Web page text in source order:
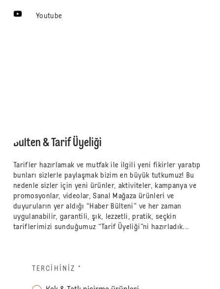
Youtube
Bülten & Tarif Üyeliği
Tarifler hazırlamak ve mutfak ile ilgili yeni fikirler yaratıp
bunları sizlerle paylaşmak bizim en büyük tutkumuz! Bu
nedenle sizler için yeni ürünler, aktiviteler, kampanya ve
promosyonlar, videolar, Sanal Mağaza ürünleri ve
duyuruların yer aldığı “Haber Bülteni” ve her zaman
uygulanabilir, garantili, şık, lezzetli, pratik, seçkin
tariflerimizi sunduğumuz “Tarif Üyeliği”ni hazırladık...
TERCIHINIZ *